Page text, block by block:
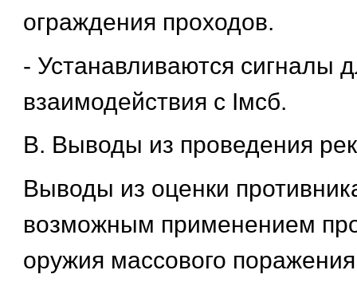
ограждения проходов.
- Устанавливаются сигналы
взаимодействия с Iмсб.
В. Выводы из проведения
Выводы из оценки
возможным применением
оружия массового